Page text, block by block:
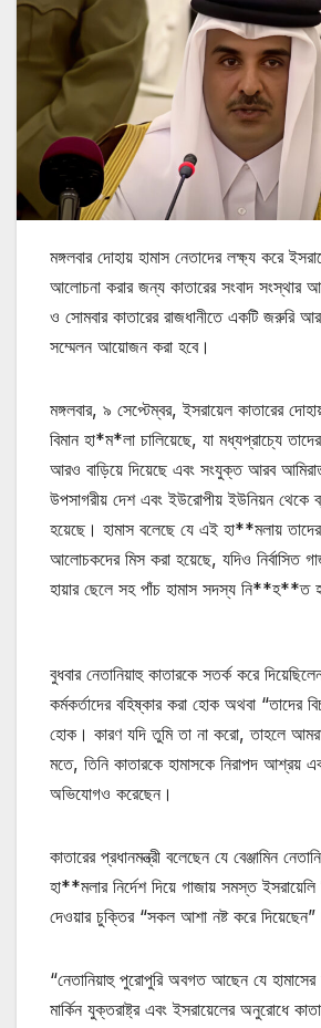
মঙ্গলবার দোহায় হামাস নেতাদের লক্ষ্য করে
আলোচনা করার জন্য কাতারের সংবাদ সংস্থার
ও সোমবার কাতারের রাজধানীতে একটি জরুরি
সম্মেলন আয়োজন করা হবে।
মঙ্গলবার, ৯ সেপ্টেম্বর, ইসরায়েল কাতারের
বিমান হা*ম*লা চালিয়েছে, যা মধ্যপ্রাচ্যে
আরও বাড়িয়ে দিয়েছে এবং সংযুক্ত আরব
উপসাগরীয় দেশ এবং ইউরোপীয় ইউনিয়ন থেকে
হয়েছে। হামাস বলেছে যে এই হা**মলায়
আলোচকদের মিস করা হয়েছে, যদিও নির্বাসিত
হায়ার ছেলে সহ পাঁচ হামাস সদস্য নি**হ**ত
বুধবার নেতানিয়াহু কাতারকে সতর্ক করে
কর্মকর্তাদের বহিষ্কার করা হোক অথবা “তাদের
হোক। কারণ যদি তুমি তা না করো, তাহলে
মতে, তিনি কাতারকে হামাসকে নিরাপদ আশ্রয়
অভিযোগও করেছেন।
কাতারের প্রধানমন্ত্রী বলেছেন যে বেঞ্জামিন
হা**মলার নির্দেশ দিয়ে গাজায় সমস্ত
দেওয়ার চুক্তির “সকল আশা নষ্ট করে
“নেতানিয়াহু পুরোপুরি অবগত আছেন যে
মার্কিন যুক্তরাষ্ট্র এবং ইসরায়েলের অনুরোধে